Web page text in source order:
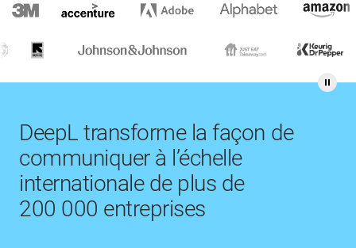
DeepL transforme la façon de
communiquer à l’échelle
internationale de plus de
200 000 entreprises